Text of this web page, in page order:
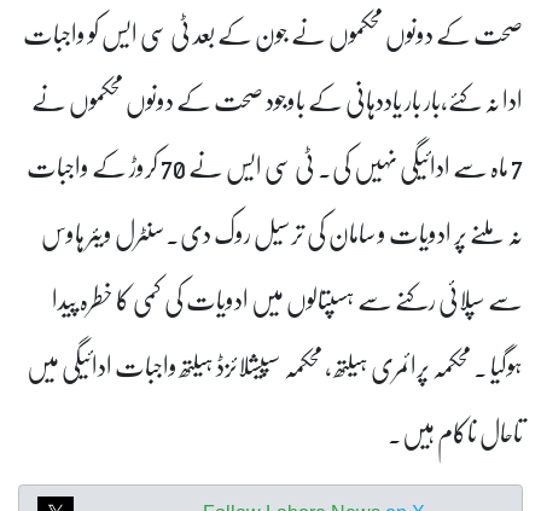
صحت کے دونوں محکموں نے جون کے بعد ٹی سی ایس کو واجبات
ادا نہ کئے،بار بار یاددہانی کے باوجود صحت کے دونوں محکموں نے
7 ماہ سے ادائیگی نہیں کی۔ ٹی سی ایس نے 70 کروڑ کے واجبات
نہ ملنے پر ادویات و سامان کی ترسیل روک دی۔سنٹرل ویئر ہاوس
سے سپلائی رکنے سے ہسپتالوں میں ادویات کی کمی کا خطرہ پیدا
ہوگیا ۔ محکمہ پرائمری ہیلتھ ، محکمہ سپیشلائزڈ ہیلتھ واجبات ادائیگی میں
تاحال ناکام ہیں۔